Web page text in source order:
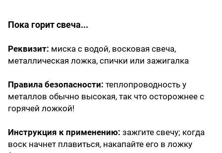
Пока горит свеча...
Реквизит: миска с водой, восковая свеча,
металлическая ложка, спички или зажигалка
Правила безопасности: теплопроводность у
металлов обычно высокая, так что осторожнее с
горячей ложкой!
Инструкция к применению: зажгите свечу; когда
воск начнет плавиться, накапайте его в ложку